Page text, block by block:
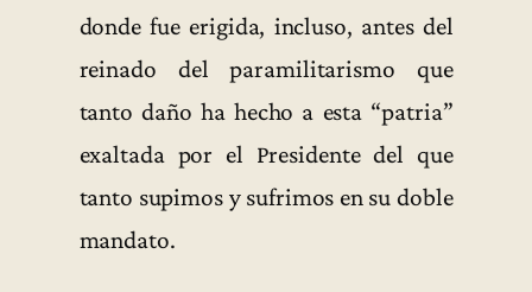
donde fue erigida, incluso, antes del
reinado del paramilitarismo que
tanto daño ha hecho a esta “patria”
exaltada por el Presidente del que
tanto supimos y sufrimos en su doble
mandato.